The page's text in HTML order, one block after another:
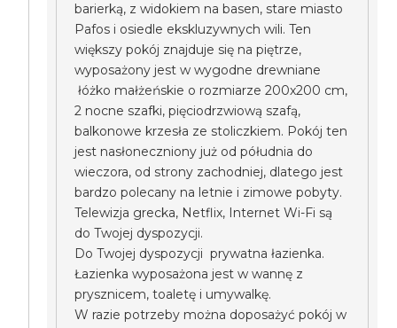
barierką, z widokiem na basen, stare miasto
Pafos i osiedle ekskluzywnych wili. Ten
większy pokój znajduje się na piętrze,
wyposażony jest w wygodne drewniane
łóżko małżeńskie o rozmiarze 200x200 cm,
2 nocne szafki, pięciodrzwiową szafą,
balkonowe krzesła ze stoliczkiem. Pokój ten
jest nasłoneczniony już od półudnia do
wieczora, od strony zachodniej, dlatego jest
bardzo polecany na letnie i zimowe pobyty.
Telewizja grecka, Netflix, Internet Wi-Fi są
do Twojej dyspozycji.
Do Twojej dyspozycji prywatna łazienka.
Łazienka wyposażona jest w wannę z
prysznicem, toaletę i umywalkę.
W razie potrzeby można doposażyć pokój w